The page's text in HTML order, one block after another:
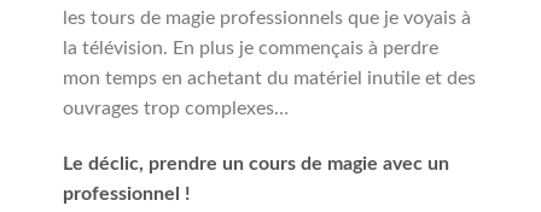
les tours de magie professionnels que je voyais à
la télévision. En plus je commençais à perdre
mon temps en achetant du matériel inutile et des
ouvrages trop complexes…
Le déclic, prendre un cours de magie avec un
professionnel !